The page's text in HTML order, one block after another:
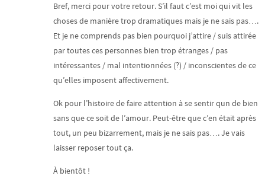
Bref, merci pour votre retour. S’il faut c’est moi qui vit les
choses de manière trop dramatiques mais je ne sais pas….
Et je ne comprends pas bien pourquoi j’attire / suis attirée
par toutes ces personnes bien trop étranges / pas
intéressantes / mal intentionnées (?) / inconscientes de ce
qu’elles imposent affectivement.
Ok pour l’histoire de faire attention à se sentir qun de bien
sans que ce soit de l’amour. Peut-être que c’en était après
tout, un peu bizarrement, mais je ne sais pas…. Je vais
laisser reposer tout ça.
À bientôt !